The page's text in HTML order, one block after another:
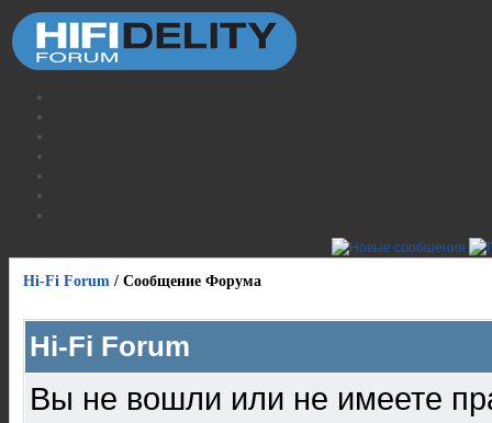
Hi-Fi Forum / Сообщение Форума
Hi-Fi Forum
Вы не вошли или не имеете